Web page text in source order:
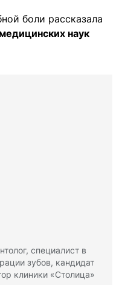
боли рассказала
наук
специалист в
зубов, кандидат
клиники «Столица»